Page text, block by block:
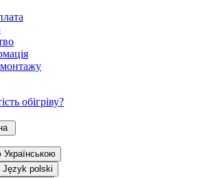
монтажу
обігріву?
Українською
Język polski